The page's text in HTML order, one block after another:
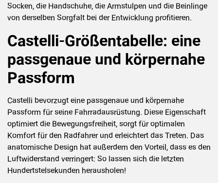
Socken, die Handschuhe, die Armstulpen und die Beinlinge
von derselben Sorgfalt bei der Entwicklung profitieren.
Castelli-Größentabelle: eine
passgenaue und körpernahe
Passform
Castelli bevorzugt eine passgenaue und körpernahe
Passform für seine Fahrradausrüstung. Diese Eigenschaft
optimiert die Bewegungsfreiheit, sorgt für optimalen
Komfort für den Radfahrer und erleichtert das Treten. Das
anatomische Design hat außerdem den Vorteil, dass es den
Luftwiderstand verringert: So lassen sich die letzten
Hundertstelsekunden herausholen!